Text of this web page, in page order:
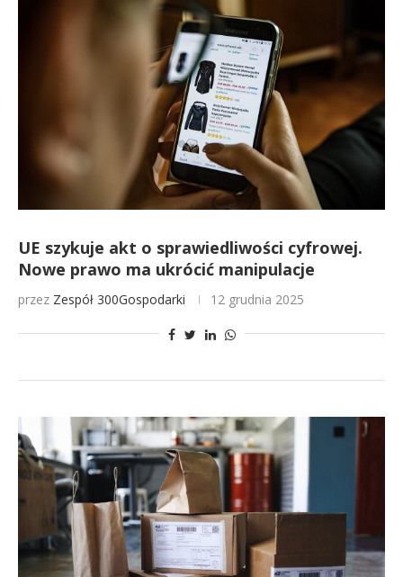
UE szykuje akt o sprawiedliwości cyfrowej.
Nowe prawo ma ukrócić manipulacje
przez Zespół 300Gospodarki 12 grudnia 2025